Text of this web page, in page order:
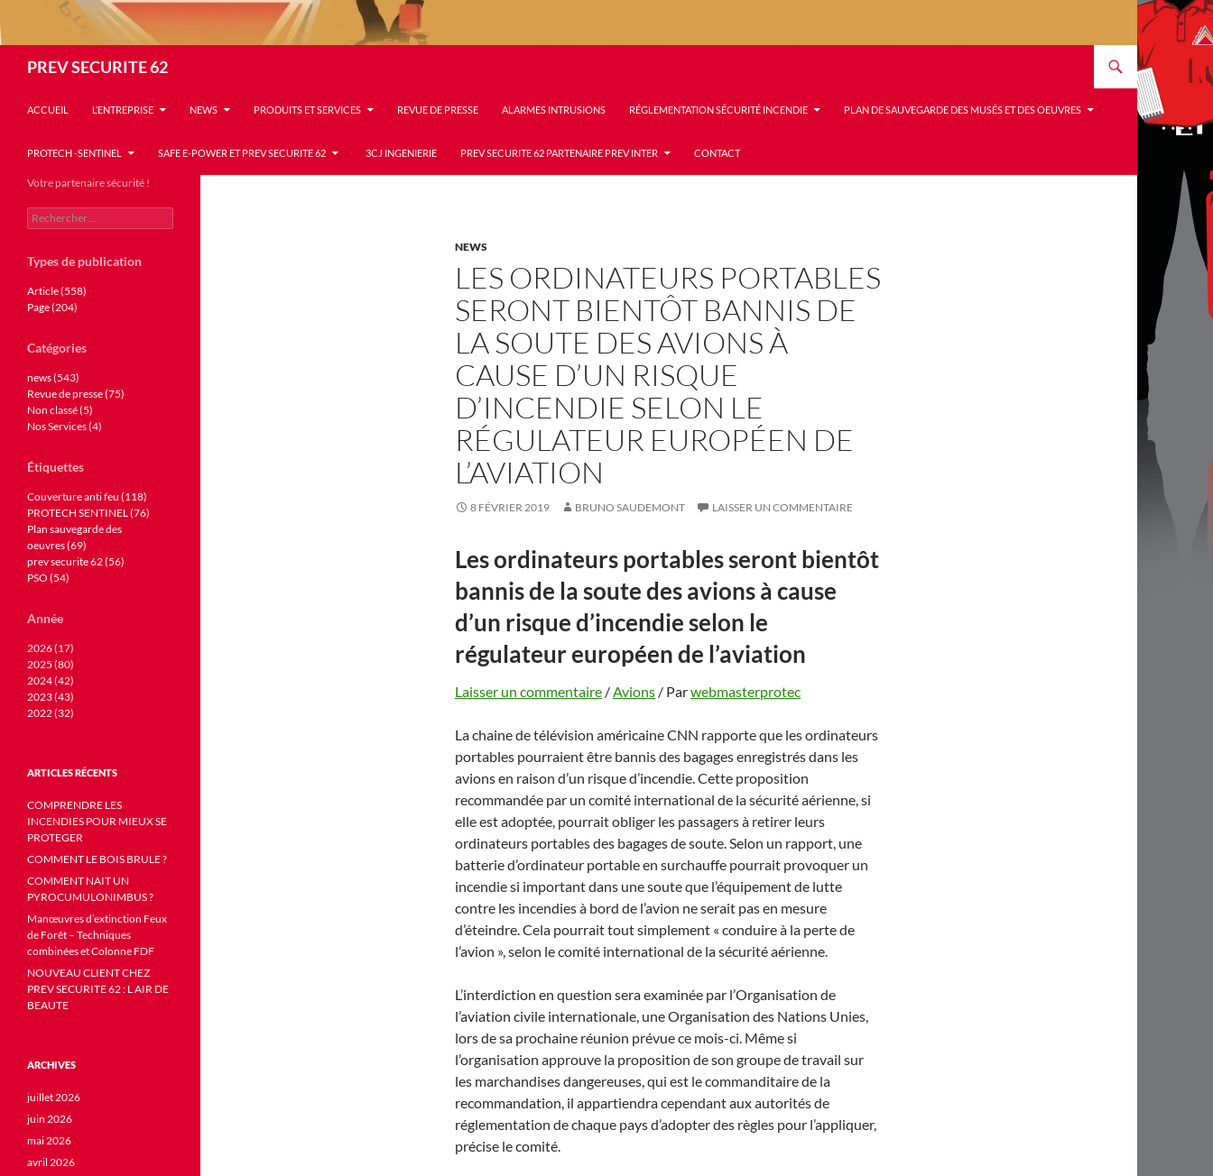
PREV SECURITE 62
ACCUEIL L’ENTREPRISE NEWS PRODUITS ET SERVICES REVUE DE PRESSE ALARMES INTRUSIONS RÉGLEMENTATION SÉCURITÉ INCENDIE PLAN DE SAUVEGARDE DES MUSÉS ET DES OEUVRES
PROTECH -SENTINEL SAFE E-POWER ET PREV SECURITE 62 3CJ INGENIERIE PREV SECURITE 62 PARTENAIRE PREV INTER CONTACT
NEWS
LES ORDINATEURS PORTABLES
SERONT BIENTÔT BANNIS DE
LA SOUTE DES AVIONS À
CAUSE D’UN RISQUE
D’INCENDIE SELON LE
RÉGULATEUR EUROPÉEN DE
L’AVIATION
8 FÉVRIER 2019 BRUNO SAUDEMONT LAISSER UN COMMENTAIRE
Les ordinateurs portables seront bientôt
bannis de la soute des avions à cause
d’un risque d’incendie selon le
régulateur européen de l’aviation
Laisser un commentaire /Avions / Parwebmasterprotec
La chaine de télévision américaine CNN rapporte que les ordinateurs
portables pourraient être bannis des bagages enregistrés dans les
avions en raison d’un risque d’incendie. Cette proposition
recommandée par un comité international de la sécurité aérienne, si
elle est adoptée, pourrait obliger les passagers à retirer leurs
ordinateurs portables des bagages de soute. Selon un rapport, une
batterie d’ordinateur portable en surchauffe pourrait provoquer un
incendie si important dans une soute que l’équipement de lutte
contre les incendies à bord de l’avion ne serait pas en mesure
d’éteindre. Cela pourrait tout simplement « conduire à la perte de
l’avion », selon le comité international de la sécurité aérienne.
L’interdiction en question sera examinée par l’Organisation de
l’aviation civile internationale, une Organisation des Nations Unies,
lors de sa prochaine réunion prévue ce mois-ci. Même si
l’organisation approuve la proposition de son groupe de travail sur
les marchandises dangereuses, qui est le commanditaire de la
recommandation, il appartiendra cependant aux autorités de
réglementation de chaque pays d’adopter des règles pour l’appliquer,
précise le comité.
Votre partenaire sécurité !
Rechercher :
Types de publication
Article (558)
Page (204)
Catégories
news (543)
Revue de presse (75)
Non classé (5)
Nos Services (4)
Étiquettes
Couverture anti feu (118)
PROTECH SENTINEL (76)
Plan sauvegarde des
oeuvres (69)
prev securite 62 (56)
PSO (54)
Année
2026 (17)
2025 (80)
2024 (42)
2023 (43)
2022 (32)
ARTICLES RÉCENTS
COMPRENDRE LES
INCENDIES POUR MIEUX SE
PROTEGER
COMMENT LE BOIS BRULE ?
COMMENT NAIT UN
PYROCUMULONIMBUS ?
Manœuvres d’extinction Feux
de Forêt – Techniques
combinées et Colonne FDF
NOUVEAU CLIENT CHEZ
PREV SECURITE 62 : L AIR DE
BEAUTE
ARCHIVES
juillet 2026
juin 2026
mai 2026
avril 2026